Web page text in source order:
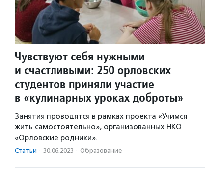
Чувствуют себя нужными
и счастливыми: 250 орловских
студентов приняли участие
в «кулинарных уроках доброты»
Занятия проводятся в рамках проекта «Учимся
жить самостоятельно», организованных НКО
«Орловские родники».
Статьи · 30.06.2023 · Образование